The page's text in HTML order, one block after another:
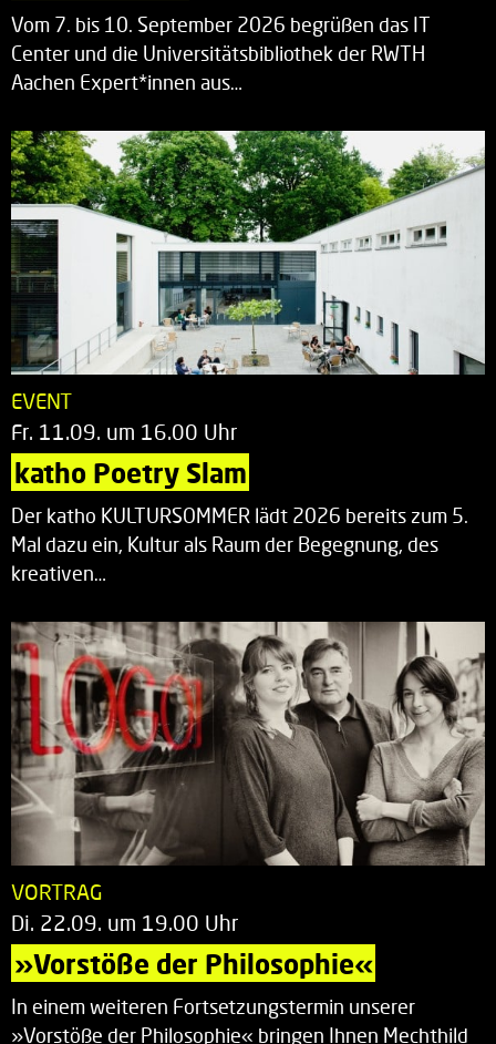
Vom 7. bis 10. September 2026 begrüßen das IT
Center und die Universitätsbibliothek der RWTH
Aachen Expert*innen aus…
EVENT
Fr. 11.09. um 16.00 Uhr
katho Poetry Slam
Der katho KULTURSOMMER lädt 2026 bereits zum 5.
Mal dazu ein, Kultur als Raum der Begegnung, des
kreativen…
VORTRAG
Di. 22.09. um 19.00 Uhr
»Vorstöße der Philosophie«
In einem weiteren Fortsetzungstermin unserer
»Vorstöße der Philosophie« bringen Ihnen Mechthild